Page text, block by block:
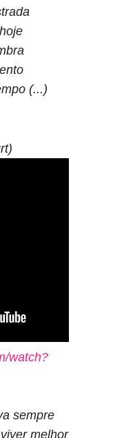
(...)
watch?
sempre
melhor